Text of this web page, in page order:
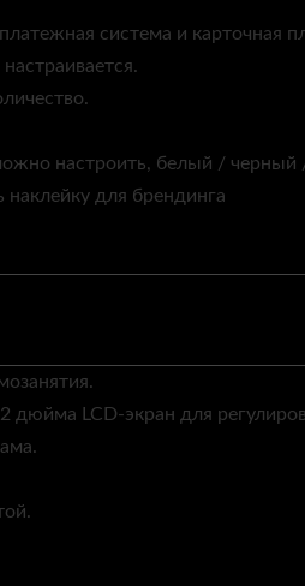
система и карточная
настроить, белый / черный
наклейку для брендинга
LCD-экран для